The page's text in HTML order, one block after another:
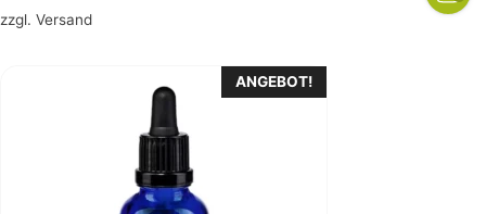
zzgl. Versand
ANGEBOT!